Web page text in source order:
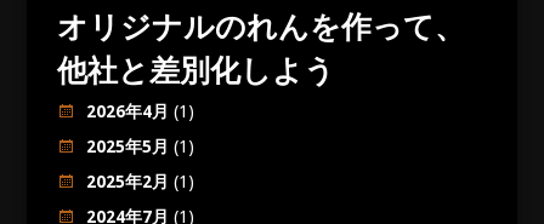
オリジナルのれんを作って、
他社と差別化しよう
2026年4月 (1)
2025年5月 (1)
2025年2月 (1)
2024年7月 (1)